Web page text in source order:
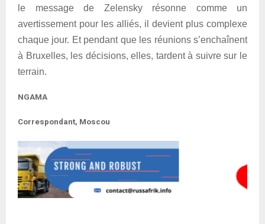
le message de Zelensky résonne comme un
avertissement pour les alliés, il devient plus complexe
chaque jour. Et pendant que les réunions s’enchaînent
à Bruxelles, les décisions, elles, tardent à suivre sur le
terrain.
NGAMA
Correspondant, Moscou